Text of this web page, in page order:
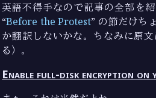
英語不得手なので記事の全部を
“Before the Protest” の節だけち
か翻訳しないかな。ちなみに原
る）。
Enable full-disk encryption on